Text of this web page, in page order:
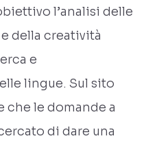
l’analisi delle
della creatività
e
lingue. Sul sito
che le domande a
di dare una